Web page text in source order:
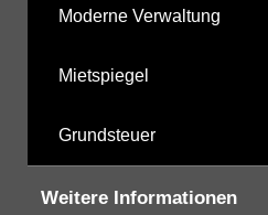
Moderne Verwaltung
Mietspiegel
Grundsteuer
Weitere Informationen